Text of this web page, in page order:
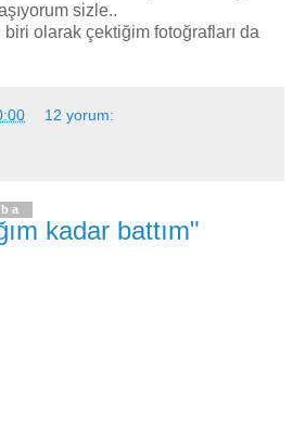
sizle..
olarak çektiğim fotoğrafları da
12 yorum:
kadar battım"